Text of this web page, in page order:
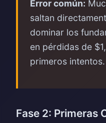
Error común:
saltan
dominar los
en pérdidas de
primeros intentos.
Fase 2: Primeras